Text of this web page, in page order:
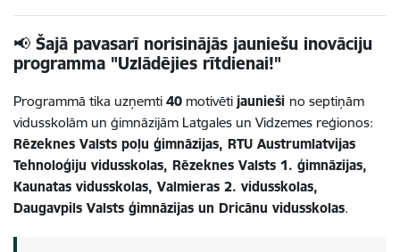
📢 Šajā pavasarī norisinājās jauniešu inovāciju
programma "Uzlādējies rītdienai!"
Programmā tika uzņemti 40 motivēti jaunieši no septiņām
vidusskolām un ģimnāzijām Latgales un Vidzemes reģionos:
Rēzeknes Valsts poļu ģimnāzijas, RTU Austrumlatvijas
Tehnoloģiju vidusskolas, Rēzeknes Valsts 1. ģimnāzijas,
Kaunatas vidusskolas, Valmieras 2. vidusskolas,
Daugavpils Valsts ģimnāzijas un Dricānu vidusskolas.